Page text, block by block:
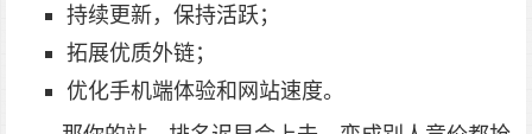
持续更新，保持活跃；
拓展优质外链；
优化手机端体验和网站速度。